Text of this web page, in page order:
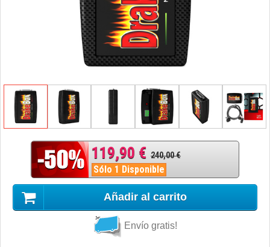
119,90 € 240,00 €
Sólo 1 Disponible
Añadir al carrito
Envío gratis!